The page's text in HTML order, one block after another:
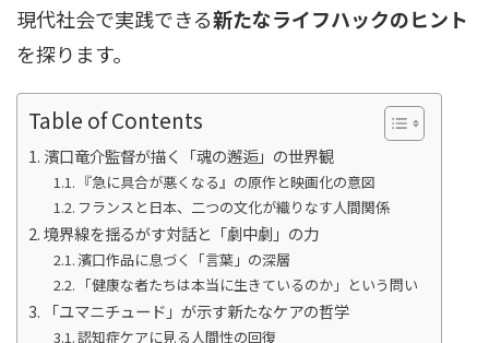
現代社会で実践できる新たなライフハックのヒント
を探ります。
Table of Contents
濱口竜介監督が描く「魂の邂逅」の世界観
『急に具合が悪くなる』の原作と映画化の意図
フランスと日本、二つの文化が織りなす人間関係
境界線を揺るがす対話と「劇中劇」の力
濱口作品に息づく「言葉」の深層
「健康な者たちは本当に生きているのか」という問い
「ユマニチュード」が示す新たなケアの哲学
認知症ケアに見る人間性の回復